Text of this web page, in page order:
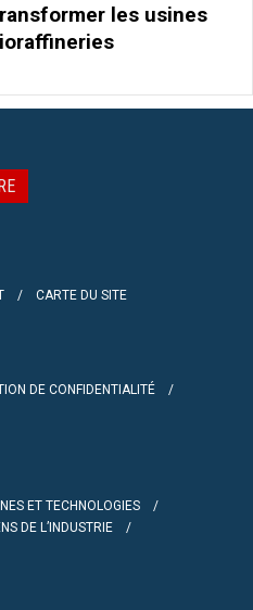
les usines
CARTE DU SITE
DE CONFIDENTIALITÉ
ET TECHNOLOGIES
DE L’INDUSTRIE